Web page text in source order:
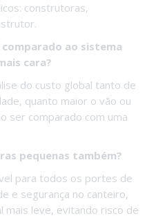
construtoras,
ao sistema
cara?
do custo global tanto de
quanto maior o vão ou
ser comparado com uma
pequenas também?
para todos os portes de
e segurança no canteiro,
mais leve, evitando risco de